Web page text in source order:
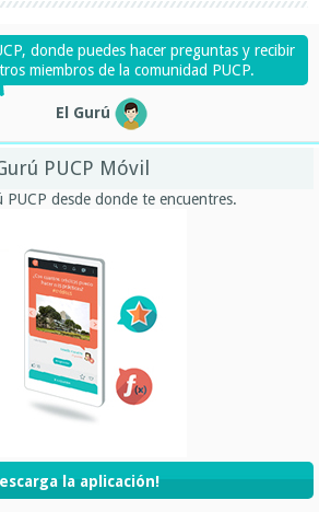
donde puedes hacer preguntas y recibir
miembros de la comunidad PUCP.
El Gurú
PUCP Móvil
PUCP desde donde te encuentres.
la aplicación!